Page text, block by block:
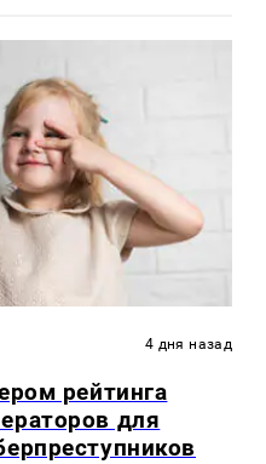
4 дня назад
рейтинга
для